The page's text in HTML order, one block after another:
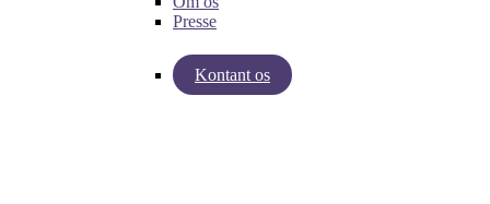
Presse
Kontant os
Indsigter fra Baby Journey